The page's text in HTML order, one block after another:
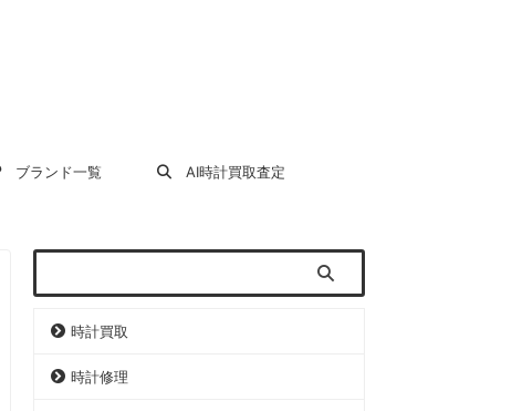
ブランド一覧 AI時計買取査定
時計買取
時計修理